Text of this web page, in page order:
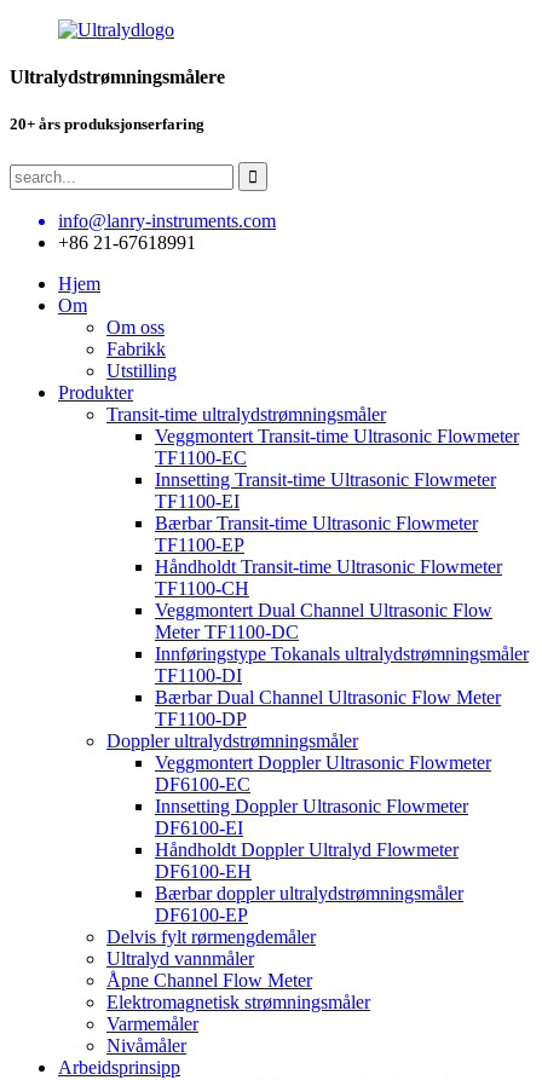
Ultralydstrømningsmålere
20+ års produksjonserfaring
info@lanry-instruments.com
+86 21-67618991
Hjem
Om
Om oss
Fabrikk
Utstilling
Produkter
Transit-time ultralydstrømningsmåler
Veggmontert Transit-time Ultrasonic Flowmeter
TF1100-EC
Innsetting Transit-time Ultrasonic Flowmeter
TF1100-EI
Bærbar Transit-time Ultrasonic Flowmeter
TF1100-EP
Håndholdt Transit-time Ultrasonic Flowmeter
TF1100-CH
Veggmontert Dual Channel Ultrasonic Flow
Meter TF1100-DC
Innføringstype Tokanals ultralydstrømningsmåler
TF1100-DI
Bærbar Dual Channel Ultrasonic Flow Meter
TF1100-DP
Doppler ultralydstrømningsmåler
Veggmontert Doppler Ultrasonic Flowmeter
DF6100-EC
Innsetting Doppler Ultrasonic Flowmeter
DF6100-EI
Håndholdt Doppler Ultralyd Flowmeter
DF6100-EH
Bærbar doppler ultralydstrømningsmåler
DF6100-EP
Delvis fylt rørmengdemåler
Ultralyd vannmåler
Åpne Channel Flow Meter
Elektromagnetisk strømningsmåler
Varmemåler
Nivåmåler
Arbeidsprinsipp